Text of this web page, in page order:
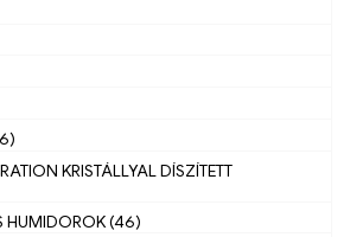
KRISTÁLLYAL DÍSZÍTETT
HUMIDOROK (46)